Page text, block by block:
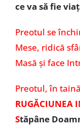
ce va să fie
Preotul se
Mese, ridică
Masă și face
Preotul, în
RUGĂCIUNEA
Stăpâne